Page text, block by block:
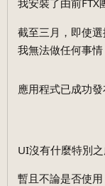
我安裝了由前FTX
截至三月，即使
我無法做任何事
應用程式已成功發
UI沒有什麼特別之
暫且不論是否使